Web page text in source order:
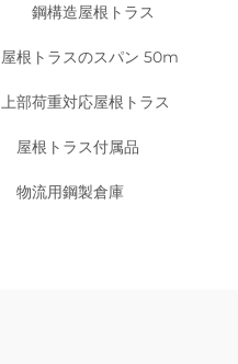
鋼構造屋根トラス
屋根トラスのスパン 50m
上部荷重対応屋根トラス
屋根トラス付属品
物流用鋼製倉庫